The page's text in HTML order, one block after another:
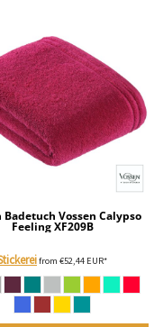
Badetuch Vossen Calypso
FeelingXF209B
from €52,44 EUR*